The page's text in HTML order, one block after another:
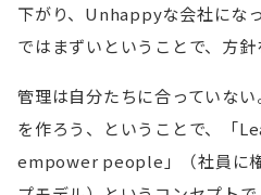
下がり、Unhappyな会社にな
ではまずいということで、方針
管理は自分たちに合っていな
を作ろう、ということで、「
empower people」（社員に